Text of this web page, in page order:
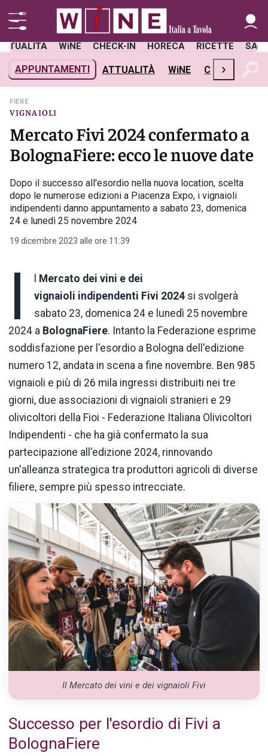
WiNE CHECK-IN HORECA RICETTE
APPUNTAMENTI ATTUALITÀ WiNE CHECK-IN
›
VIGNAIOLI
FIERE
Mercato Fivi 2024 confermato a
BolognaFiere: ecco le nuove date
Dopo il successo all'esordio nella nuova location, scelta
dopo le numerose edizioni a Piacenza Expo, i vignaioli
indipendenti danno appuntamento a sabato 23, domenica
24 e lunedì 25 novembre 2024
19 dicembre 2023 alle ore 11:39
I
Mercato dei vini e dei
vignaioli indipendenti Fivi 2024 si svolgerà
sabato 23, domenica 24 e lunedì 25 novembre
2024 a BolognaFiere. Intanto la Federazione esprime
soddisfazione per l'esordio a Bologna dell'edizione
numero 12, andata in scena a fine novembre. Ben 985
vignaioli e più di 26 mila ingressi distribuiti nei tre
giorni, due associazioni di vignaioli stranieri e 29
olivicoltori della Fioi - Federazione Italiana Olivicoltori
Indipendenti - che ha già confermato la sua
partecipazione all'edizione 2024, rinnovando
un'alleanza strategica tra produttori agricoli di diverse
filiere, sempre più spesso intrecciate.
Il Mercato dei vini e dei vignaioli Fivi
Successo per l'esordio di Fivi a
BolognaFiere